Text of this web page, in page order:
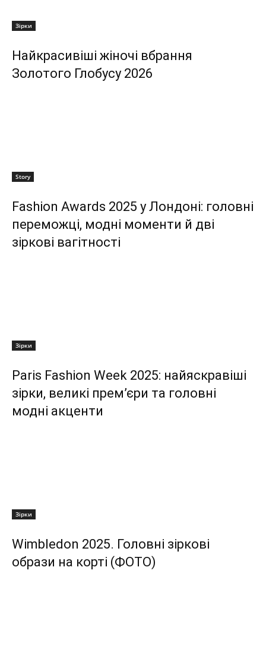
Зірки
Найкрасивіші жіночі вбрання
Золотого Глобусу 2026
Story
Fashion Awards 2025 у Лондоні: головні
переможці, модні моменти й дві
зіркові вагітності
Зірки
Paris Fashion Week 2025: найяскравіші
зірки, великі прем’єри та головні
модні акценти
Зірки
Wimbledon 2025. Головні зіркові
образи на корті (ФОТО)